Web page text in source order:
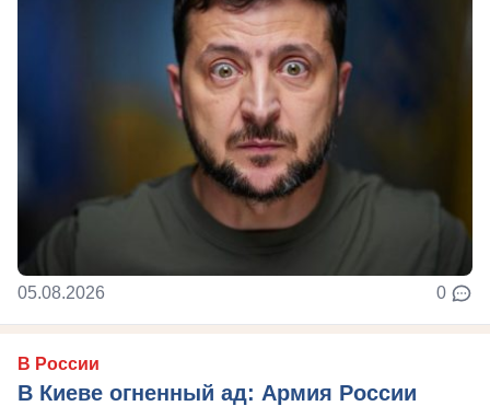
05.08.2026 0
В России
В Киеве огненный ад: Армия России